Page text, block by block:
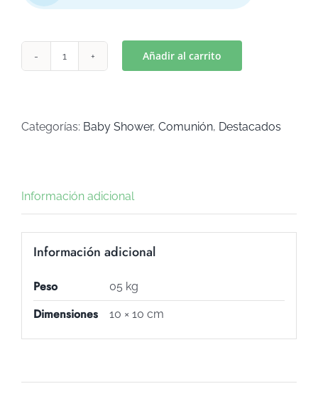
(Art
Añadir al carrito
Categorías: Baby Shower, Comunión, Destacados
Información adicional
Información adicional
Peso 05 kg
Dimensiones 10 × 10 cm